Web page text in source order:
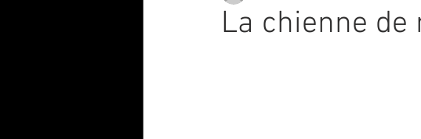
La chienne de